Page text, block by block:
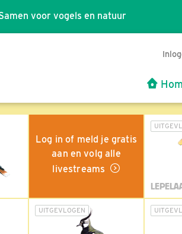
voor vogels en natuur
Log in of meld je gratis
aan en volg alle
livestreams
UITGEVLOGEN